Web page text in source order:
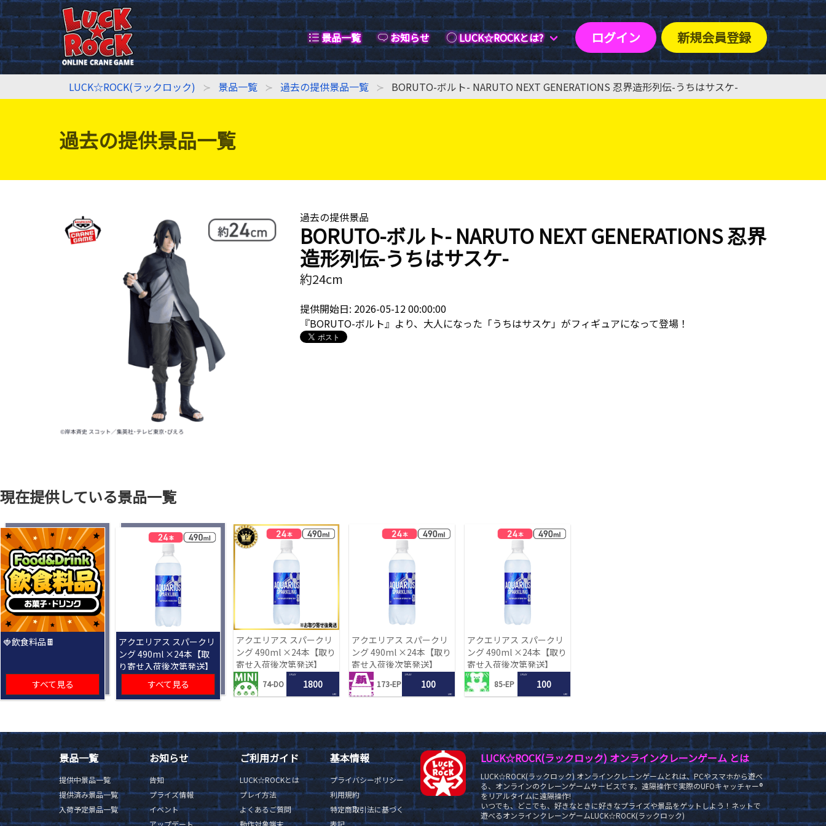
景品一覧 お知らせ LUCK☆ROCKとは? ログイン 新規会員登録
LUCK☆ROCK(ラックロック) 景品一覧 過去の提供景品一覧 BORUTO-ボルト- NARUTO NEXT GENERATIONS 忍界造形列伝-うちはサスケ-
過去の提供景品一覧
過去の提供景品
BORUTO-ボルト- NARUTO NEXT GENERATIONS 忍界
造形列伝-うちはサスケ-
約24cm
提供開始日: 2026-05-12 00:00:00
『BORUTO-ボルト』より、大人になった「うちはサスケ」がフィギュアになって登場！
現在提供している景品一覧
🍓飲食料品🍫
すべて見る
アクエリアス スパークリ
ング 490ml ×24本【取
り寄せ入荷後次第発送】
すべて見る
アクエリアス スパークリ
ング 490ml ×24本【取り
寄せ入荷後次第発送】
74-DO
1 PLAY
1800
LRC
アクエリアス スパークリ
ング 490ml ×24本【取り
寄せ入荷後次第発送】
173-EP
1 PLAY
100
LRC
アクエリアス スパークリ
ング 490ml ×24本【取り
寄せ入荷後次第発送】
85-EP
1 PLAY
100
LRC
景品一覧
提供中景品一覧
提供済み景品一覧
入荷予定景品一覧
お知らせ
告知
プライズ情報
イベント
アップデート
ご利用ガイド
LUCK☆ROCKとは
プレイ方法
よくあるご質問
動作対象端末
基本情報
プライバシーポリシー
利用規約
特定商取引法に基づく
表記
LUCK☆ROCK(ラックロック) オンラインクレーンゲーム とは
LUCK☆ROCK(ラックロック) オンラインクレーンゲームとれは、PCやスマホから遊べ
る、オンラインのクレーンゲームサービスです。遠隔操作で実際のUFOキャッチャー®
をリアルタイムに遠隔操作!
いつでも、どこでも、好きなときに好きなプライズや景品をゲットしよう！ネットで
遊べるオンラインクレーンゲームLUCK☆ROCK(ラックロック)